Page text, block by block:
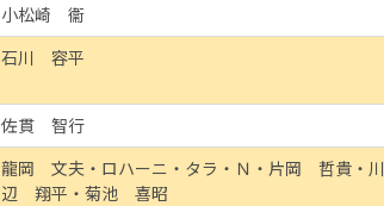
小松崎 衞
石川 容平
佐貫 智行
龍岡 文夫・ロハーニ・タラ・Ｎ・片岡 哲貴・川
辺 翔平・菊池 喜昭